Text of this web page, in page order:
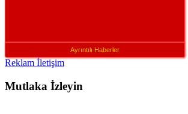
Ayrıntılı Haberler
Reklam İletişim
Mutlaka İzleyin